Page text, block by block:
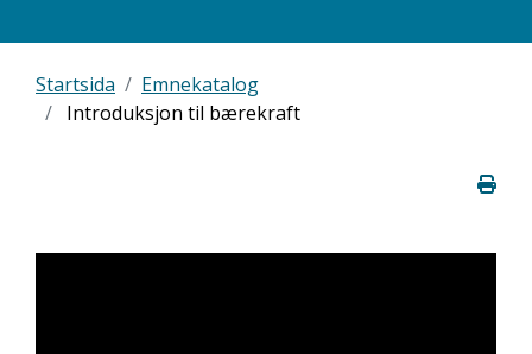
Startsida
Emnekatalog
Introduksjon til bærekraft